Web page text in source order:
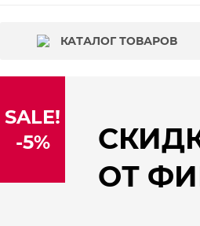
special price
sale
надо брать
sale
КАТАЛОГ ТОВАРОВ
SALE!
-5%
ОТ